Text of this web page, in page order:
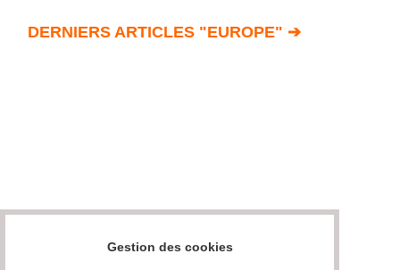
DERNIERS ARTICLES "EUROPE" ➔
Gestion des cookies